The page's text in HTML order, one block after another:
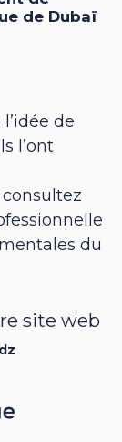
de
l’ont
du
site web